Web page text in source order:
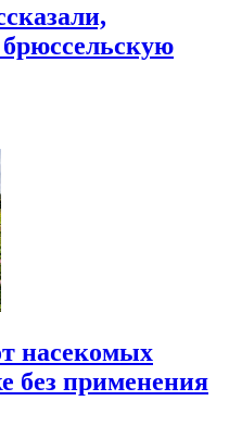
насекомых
без применения